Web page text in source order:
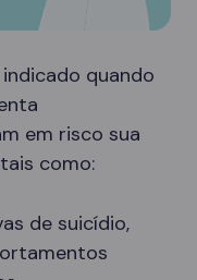
quando
em risco sua
como:
de suicídio,